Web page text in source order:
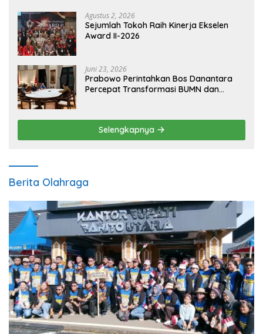
Agustus 2, 2026
Sejumlah Tokoh Raih Kinerja Ekselen
Award II-2026
Juni 23, 2026
Prabowo Perintahkan Bos Danantara
Percepat Transformasi BUMN dan
Selengkapnya
Berita Olahraga